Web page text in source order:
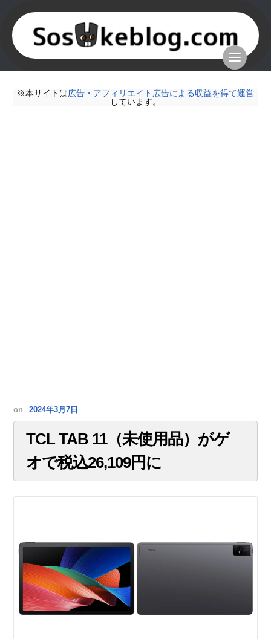
※本サイトは広告・アフィリエイト広告による収益を得て運営
しています。
on 2024年3月7日
TCL TAB 11（未使用品）がゲ
オで税込26,109円に